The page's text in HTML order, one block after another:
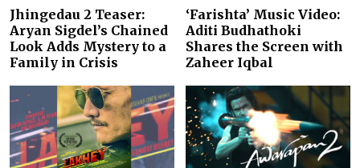
Jhingedau 2 Teaser:
Aryan Sigdel’s Chained
Look Adds Mystery to a
Family in Crisis
‘Farishta’ Music Video:
Aditi Budhathoki
Shares the Screen with
Zaheer Iqbal